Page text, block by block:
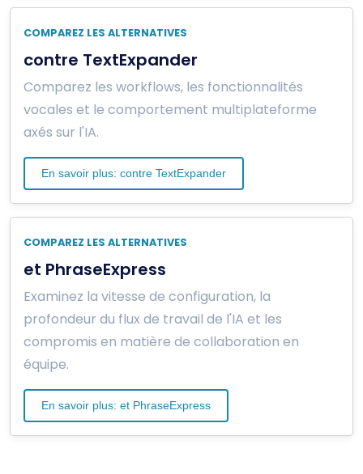
COMPAREZ LES ALTERNATIVES
contre TextExpander
Comparez les workflows, les fonctionnalités
vocales et le comportement multiplateforme
axés sur l'IA.
En savoir plus: contre TextExpander
COMPAREZ LES ALTERNATIVES
et PhraseExpress
Examinez la vitesse de configuration, la
profondeur du flux de travail de l'IA et les
compromis en matière de collaboration en
équipe.
En savoir plus: et PhraseExpress